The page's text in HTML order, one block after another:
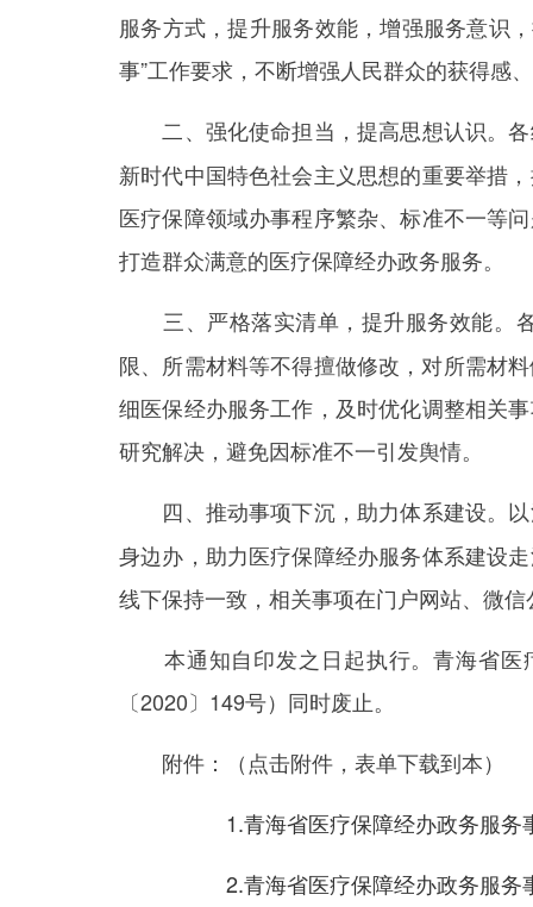
服务方式，提升服务效能，增强服务意识
事”工作要求，不断增强人民群众的获得感
二、强化使命担当，提高思想认识。
新时代中国特色社会主义思想的重要举措
医疗保障领域办事程序繁杂、标准不一等
打造群众满意的医疗保障经办政务服务。
三、严格落实清单，提升服务效能。
限、所需材料等不得擅做修改，对所需材
细医保经办服务工作，及时优化调整相关
研究解决，避免因标准不一引发舆情。
四、推动事项下沉，助力体系建设。
身边办，助力医疗保障经办服务体系建设
线下保持一致，相关事项在门户网站、微
本通知自印发之日起执行。青海省医
〔2020〕149号）同时废止。
附件：（点击附件，表单下载到本）
1.青海省医疗保障经办政务服务
2.青海省医疗保障经办政务服务